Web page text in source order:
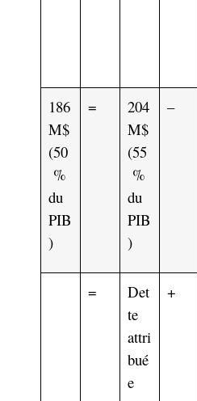
186
M$
(50
%
du
PIB
)
=
204
M$
(55
%
du
PIB
)
–
=
Det
te
attri
bué
e
+